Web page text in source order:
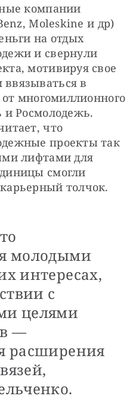
компании
Moleskine и др)
на отдых
и свернули
мотивируя свое
в
многомиллионного
и Росмолодежь.
что
проекты так
лифтами для
смогли
толчок.
молодыми
интересах,
с
целями
—
расширения